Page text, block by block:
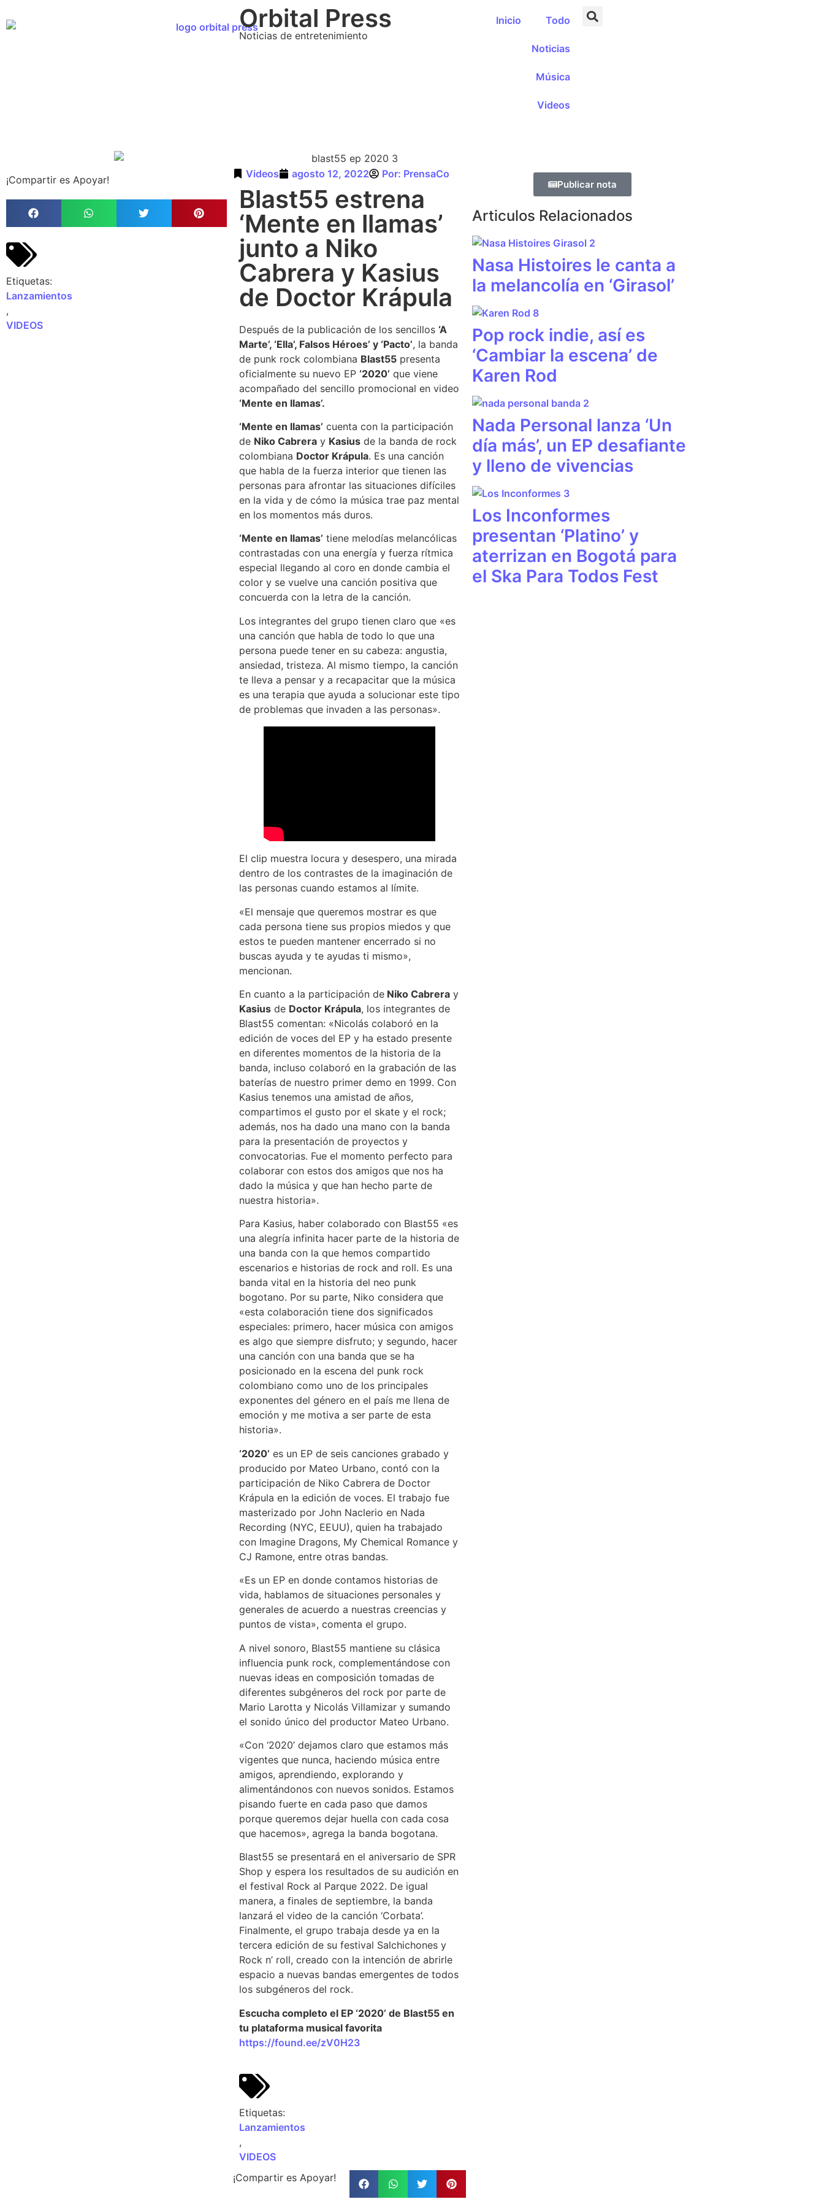
Orbital Press
Noticias de entretenimiento
Inicio Todo
Noticias
Música
Videos
¡Compartir es Apoyar!
Etiquetas:
Lanzamientos
,
VIDEOS
Videos agosto 12, 2022 Por: PrensaCo
Blast55 estrena
‘Mente en llamas’
junto a Niko
Cabrera y Kasius
de Doctor Krápula
Después de la publicación de los sencillos ‘A
Marte’, ‘Ella’, Falsos Héroes’ y ‘Pacto’, la banda
de punk rock colombiana Blast55presenta
oficialmente su nuevo EP ‘2020’ que viene
acompañado del sencillo promocional en video
‘Mente en llamas’.
‘Mente en llamas’ cuenta con la participación
de Niko Cabreray Kasiusde la banda de rock
colombiana Doctor Krápula. Es una canción
que habla de la fuerza interior que tienen las
personas para afrontar las situaciones difíciles
en la vida y de cómo la música trae paz mental
en los momentos más duros.
‘Mente en llamas’ tiene melodías melancólicas
contrastadas con una energía y fuerza rítmica
especial llegando al coro en donde cambia el
color y se vuelve una canción positiva que
concuerda con la letra de la canción.
Los integrantes del grupo tienen claro que «es
una canción que habla de todo lo que una
persona puede tener en su cabeza: angustia,
ansiedad, tristeza. Al mismo tiempo, la canción
te lleva a pensar y a recapacitar que la música
es una terapia que ayuda a solucionar este tipo
de problemas que invaden a las personas».
El clip muestra locura y desespero, una mirada
dentro de los contrastes de la imaginación de
las personas cuando estamos al límite.
«El mensaje que queremos mostrar es que
cada persona tiene sus propios miedos y que
estos te pueden mantener encerrado si no
buscas ayuda y te ayudas ti mismo»,
mencionan.
En cuanto a la participación deNiko Cabreray
Kasiusde Doctor Krápula, los integrantes de
Blast55 comentan: «Nicolás colaboró en la
edición de voces del EP y ha estado presente
en diferentes momentos de la historia de la
banda, incluso colaboró en la grabación de las
baterías de nuestro primer demo en 1999. Con
Kasius tenemos una amistad de años,
compartimos el gusto por el skate y el rock;
además, nos ha dado una mano con la banda
para la presentación de proyectos y
convocatorias. Fue el momento perfecto para
colaborar con estos dos amigos que nos ha
dado la música y que han hecho parte de
nuestra historia».
Para Kasius, haber colaborado con Blast55 «es
una alegría infinita hacer parte de la historia de
una banda con la que hemos compartido
escenarios e historias de rock and roll. Es una
banda vital en la historia del neo punk
bogotano. Por su parte, Niko considera que
«esta colaboración tiene dos significados
especiales: primero, hacer música con amigos
es algo que siempre disfruto; y segundo, hacer
una canción con una banda que se ha
posicionado en la escena del punk rock
colombiano como uno de los principales
exponentes del género en el país me llena de
emoción y me motiva a ser parte de esta
historia».
‘2020’ es un EP de seis canciones grabado y
producido por Mateo Urbano, contó con la
participación de Niko Cabrera de Doctor
Krápula en la edición de voces. El trabajo fue
masterizado por John Naclerio en Nada
Recording (NYC, EEUU), quien ha trabajado
con Imagine Dragons, My Chemical Romance y
CJ Ramone, entre otras bandas.
«Es un EP en donde contamos historias de
vida, hablamos de situaciones personales y
generales de acuerdo a nuestras creencias y
puntos de vista», comenta el grupo.
A nivel sonoro, Blast55 mantiene su clásica
influencia punk rock, complementándose con
nuevas ideas en composición tomadas de
diferentes subgéneros del rock por parte de
Mario Larotta y Nicolás Villamizar y sumando
el sonido único del productor Mateo Urbano.
«Con ‘2020’ dejamos claro que estamos más
vigentes que nunca, haciendo música entre
amigos, aprendiendo, explorando y
alimentándonos con nuevos sonidos. Estamos
pisando fuerte en cada paso que damos
porque queremos dejar huella con cada cosa
que hacemos», agrega la banda bogotana.
Blast55 se presentará en el aniversario de SPR
Shop y espera los resultados de su audición en
el festival Rock al Parque 2022. De igual
manera, a finales de septiembre, la banda
lanzará el video de la canción ‘Corbata’.
Finalmente, el grupo trabaja desde ya en la
tercera edición de su festival Salchichones y
Rock n’ roll, creado con la intención de abrirle
espacio a nuevas bandas emergentes de todos
los subgéneros del rock.
Escucha completo el EP ‘2020’ de Blast55 en
tu plataforma musical favorita
https://found.ee/zV0H23
Etiquetas:
Lanzamientos
,
VIDEOS
¡Compartir es Apoyar!
Publicar nota
Articulos Relacionados
Nasa Histoires le canta a
la melancolía en ‘Girasol’
Pop rock indie, así es
‘Cambiar la escena’ de
Karen Rod
Nada Personal lanza ‘Un
día más’, un EP desafiante
y lleno de vivencias
Los Inconformes
presentan ‘Platino’ y
aterrizan en Bogotá para
el Ska Para Todos Fest